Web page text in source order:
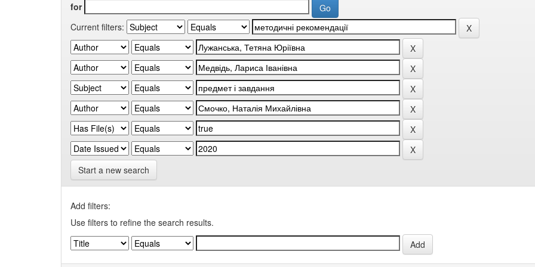
for
Current filters:
Start a new search
Add filters:
Use filters to refine the search results.